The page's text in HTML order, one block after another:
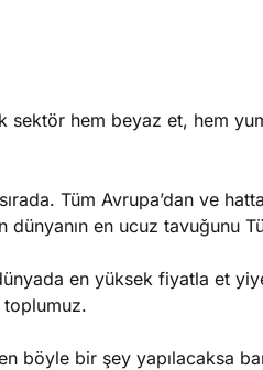
sektör hem beyaz et, hem
Tüm Avrupa’dan ve
en ucuz tavuğunu
dünyada en yüksek fiyatla et
toplumuz.
bir şey yapılacaksa bari